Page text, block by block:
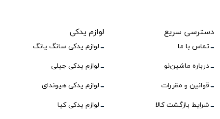
دسترسی سریع
تماس با ما
درباره ماشین‌نو
قوانین و مقررات
شرایط بازگشت کالا
لوازم یدکی
لوازم یدکی سانگ یانگ
لوازم یدکی جیلی
لوازم یدکی هیوندای
لوازم یدکی کیا